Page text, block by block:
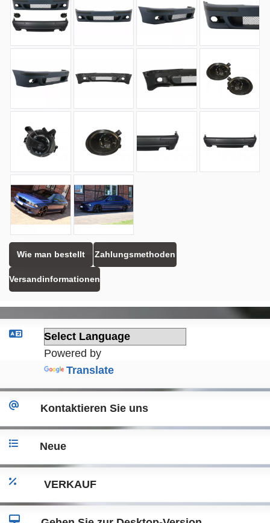
Wie man bestellt Zahlungsmethoden
Versandinformationen
Powered by
Translate
Kontaktieren Sie uns
Neue
VERKAUF